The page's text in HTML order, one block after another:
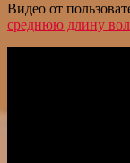
Видео от
среднюю длину